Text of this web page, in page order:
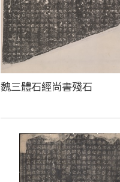
魏三體石經尚書殘石